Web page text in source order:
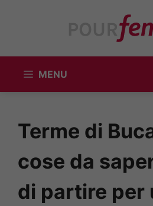
MENU
Terme di
cose da
di partire per